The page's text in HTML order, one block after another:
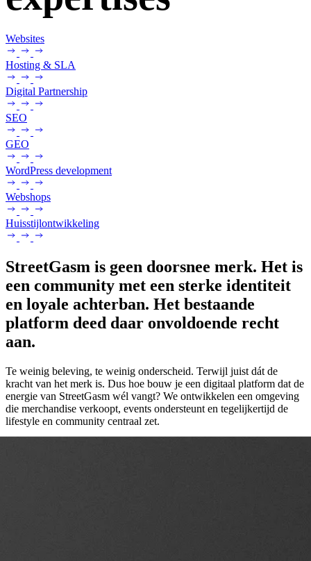
Websites
Hosting & SLA
Digital Partnership
SEO
GEO
WordPress development
Webshops
Huisstijlontwikkeling
StreetGasm is geen doorsnee merk. Het is
een community met een sterke identiteit
en loyale achterban. Het bestaande
platform deed daar onvoldoende recht
aan.
Te weinig beleving, te weinig onderscheid. Terwijl juist dát de
kracht van het merk is. Dus hoe bouw je een digitaal platform dat de
energie van StreetGasm wél vangt? We ontwikkelen een omgeving
die merchandise verkoopt, events ondersteunt en tegelijkertijd de
lifestyle en community centraal zet.